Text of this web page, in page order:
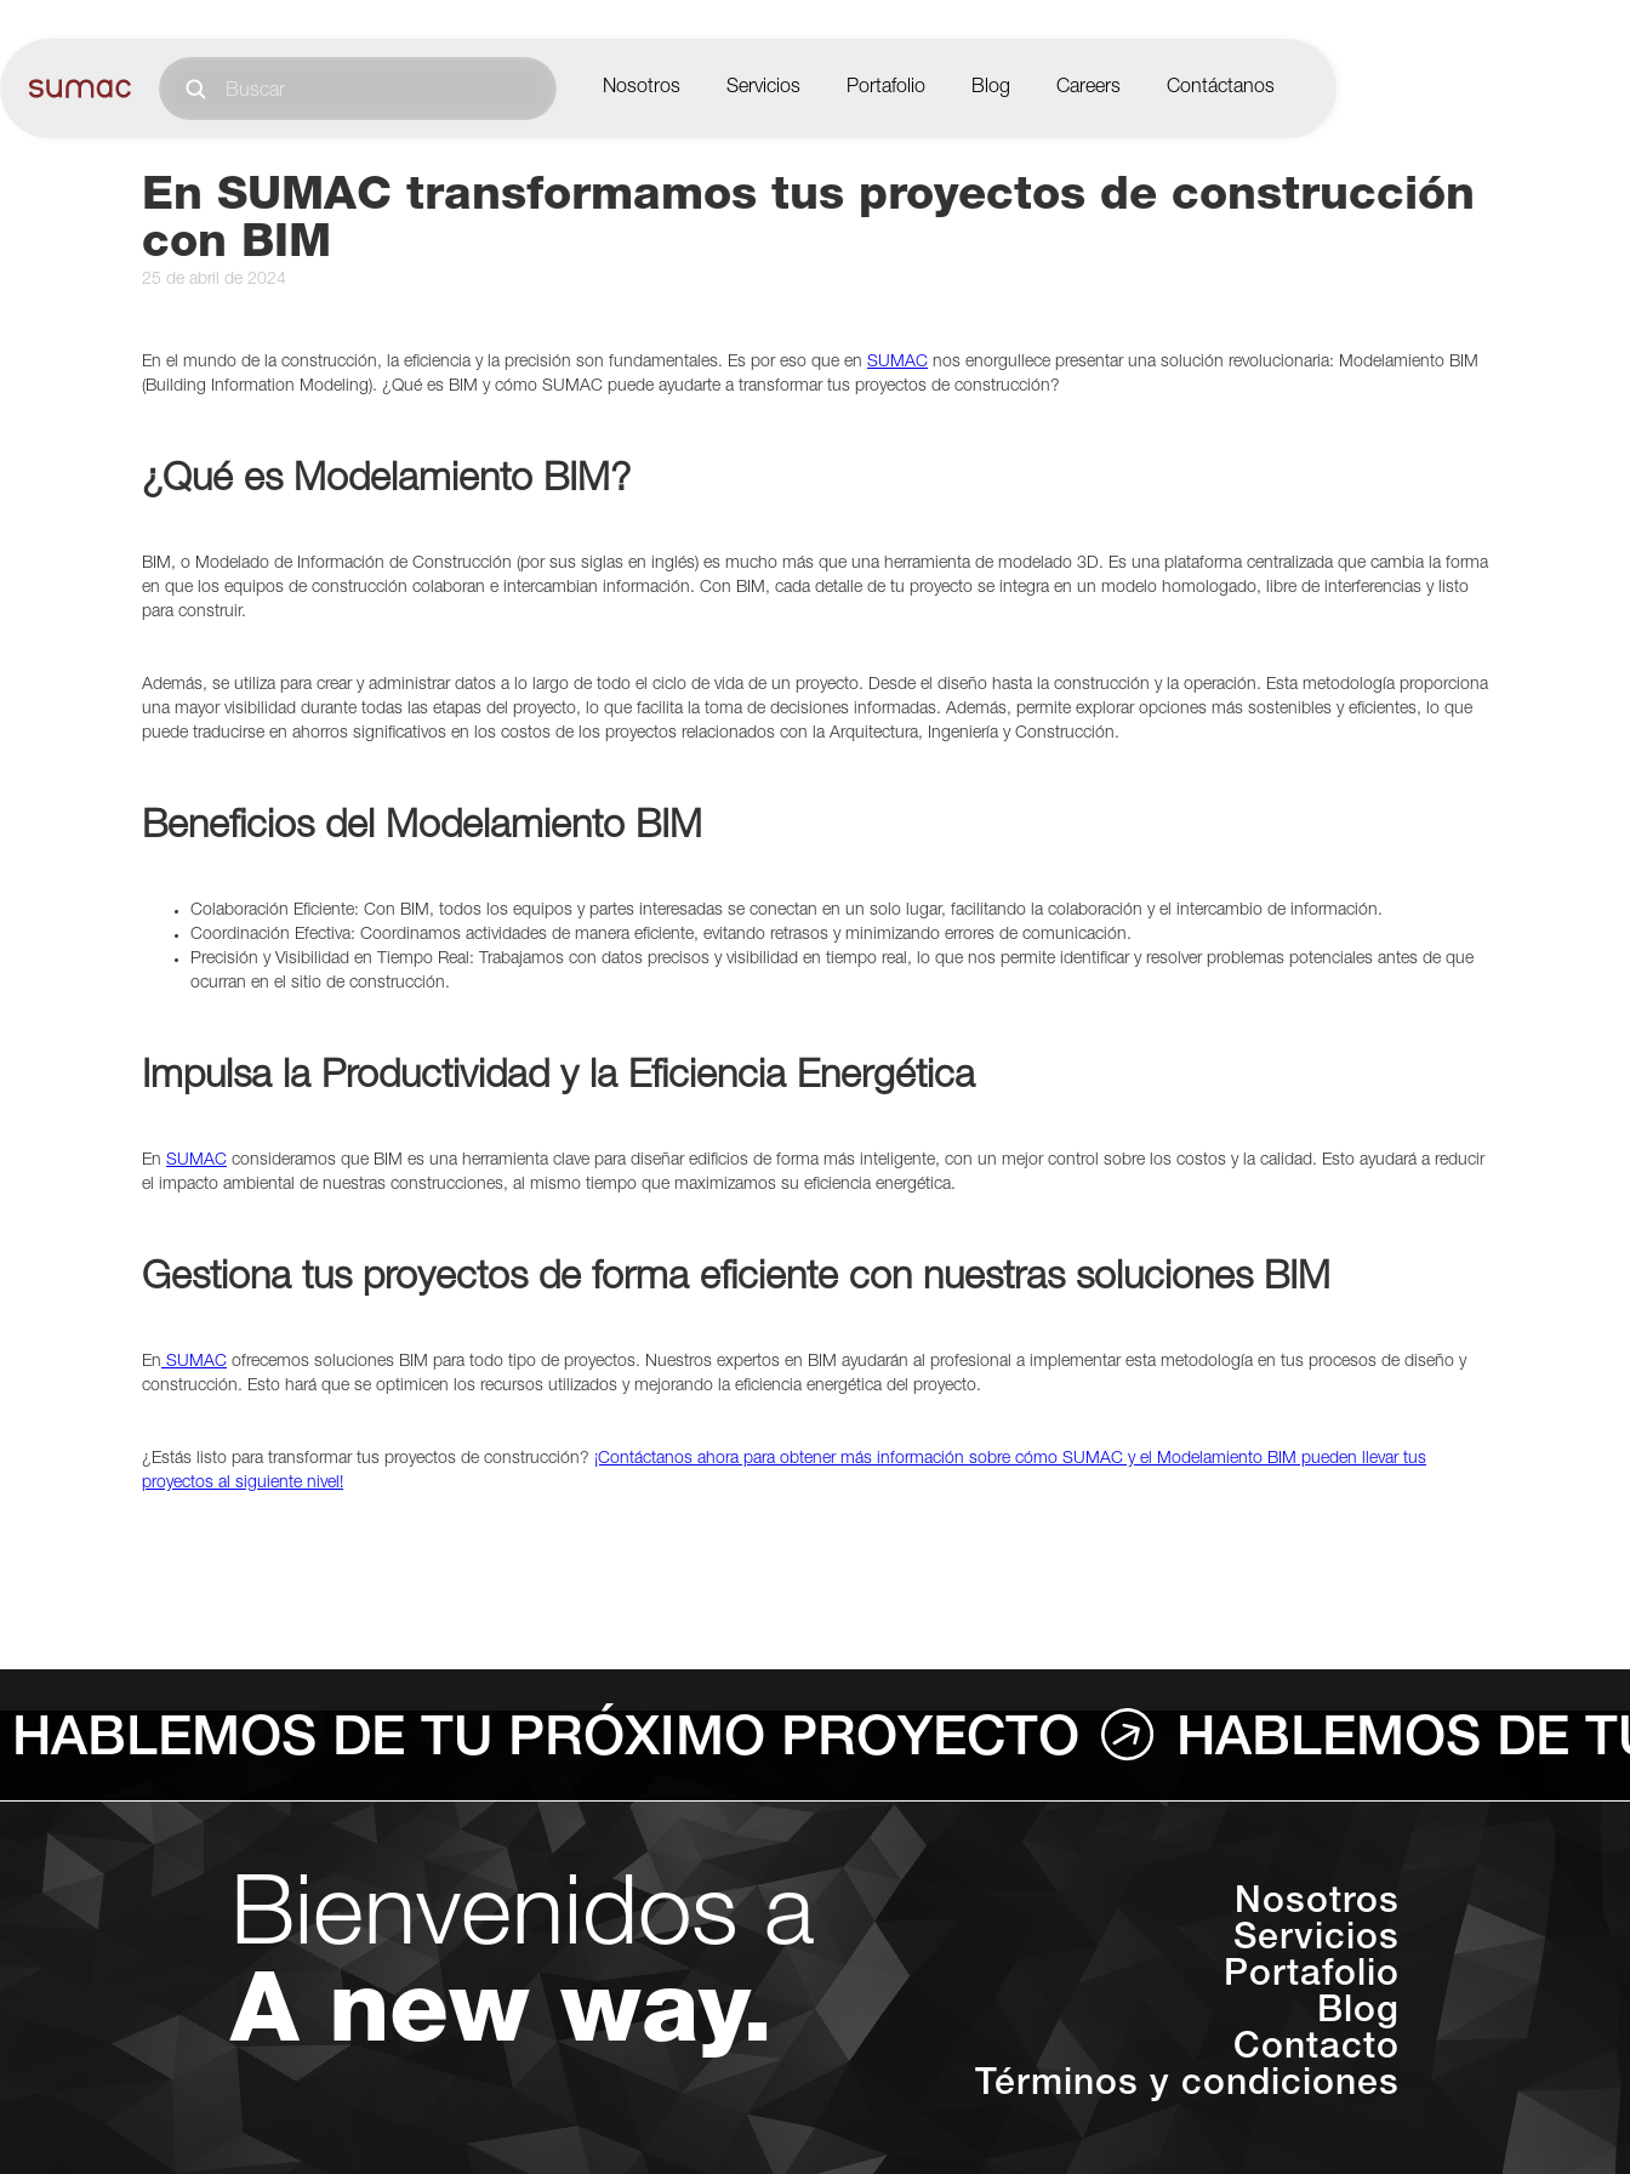
Nosotros Servicios Portafolio Blog Careers Contáctanos
En SUMAC transformamos tus proyectos de construcción
con BIM
25 de abril de 2024
En el mundo de la construcción, la eficiencia y la precisión son fundamentales. Es por eso que en SUMAC nos enorgullece presentar una solución revolucionaria: Modelamiento BIM
(Building Information Modeling). ¿Qué es BIM y cómo SUMAC puede ayudarte a transformar tus proyectos de construcción?
¿Qué es Modelamiento BIM?
BIM, o Modelado de Información de Construcción (por sus siglas en inglés) es mucho más que una herramienta de modelado 3D. Es una plataforma centralizada que cambia la forma
en que los equipos de construcción colaboran e intercambian información. Con BIM, cada detalle de tu proyecto se integra en un modelo homologado, libre de interferencias y listo
para construir.
Además, se utiliza para crear y administrar datos a lo largo de todo el ciclo de vida de un proyecto. Desde el diseño hasta la construcción y la operación. Esta metodología proporciona
una mayor visibilidad durante todas las etapas del proyecto, lo que facilita la toma de decisiones informadas. Además, permite explorar opciones más sostenibles y eficientes, lo que
puede traducirse en ahorros significativos en los costos de los proyectos relacionados con la Arquitectura, Ingeniería y Construcción.
Beneficios del Modelamiento BIM
Colaboración Eficiente: Con BIM, todos los equipos y partes interesadas se conectan en un solo lugar, facilitando la colaboración y el intercambio de información.
Coordinación Efectiva: Coordinamos actividades de manera eficiente, evitando retrasos y minimizando errores de comunicación.
Precisión y Visibilidad en Tiempo Real: Trabajamos con datos precisos y visibilidad en tiempo real, lo que nos permite identificar y resolver problemas potenciales antes de que
ocurran en el sitio de construcción.
Impulsa la Productividad y la Eficiencia Energética
En SUMAC consideramos que BIM es una herramienta clave para diseñar edificios de forma más inteligente, con un mejor control sobre los costos y la calidad. Esto ayudará a reducir
el impacto ambiental de nuestras construcciones, al mismo tiempo que maximizamos su eficiencia energética.
Gestiona tus proyectos de forma eficiente con nuestras soluciones BIM
En SUMAC ofrecemos soluciones BIM para todo tipo de proyectos. Nuestros expertos en BIM ayudarán al profesional a implementar esta metodología en tus procesos de diseño y
construcción. Esto hará que se optimicen los recursos utilizados y mejorando la eficiencia energética del proyecto.
¿Estás listo para transformar tus proyectos de construcción? ¡Contáctanos ahora para obtener más información sobre cómo SUMAC y el Modelamiento BIM pueden llevar tus
proyectos al siguiente nivel!
HABLEMOS DE TU PRÓXIMO PROYECTO HABLEMOS DE
Bienvenidos a
A new way.
Nosotros
Servicios
Portafolio
Blog
Contacto
Términos y condiciones